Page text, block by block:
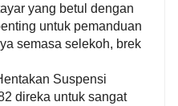
yang betul dengan
untuk pemanduan
semasa selekoh, brek
Suspensi
direka untuk sangat